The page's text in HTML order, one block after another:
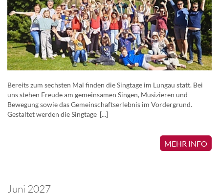
Bereits zum sechsten Mal finden die Singtage im Lungau statt. Bei
uns stehen Freude am gemeinsamen Singen, Musizieren und
Bewegung sowie das Gemeinschaftserlebnis im Vordergrund.
Gestaltet werden die Singtage [...]
MEHR INFO
Juni 2027